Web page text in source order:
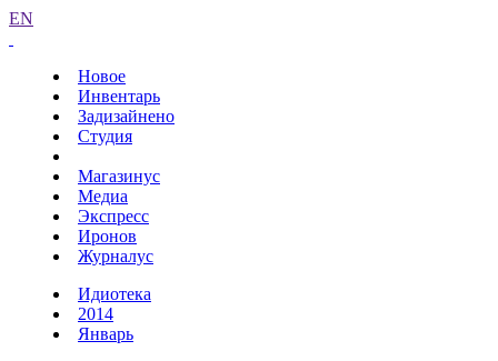
EN
Новое
Инвентарь
Задизайнено
Студия
Магазинус
Медиа
Экспресс
Иронов
Журналус
Идиотека
2014
Январь